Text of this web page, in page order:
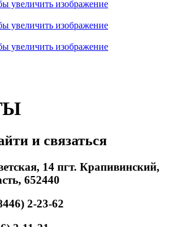
и связаться
14 пгт. Крапивинский,
652440
2-23-62